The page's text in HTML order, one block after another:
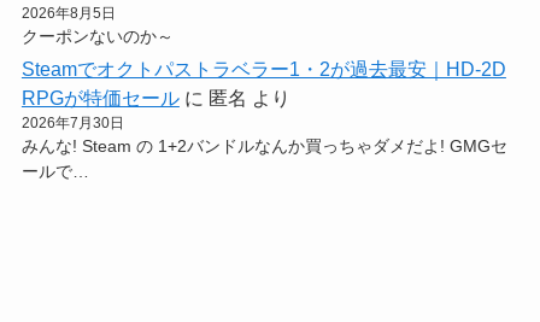
2026年8月5日
クーポンないのか～
Steamでオクトパストラベラー1・2が過去最安｜HD-2D
RPGが特価セールに 匿名 より
2026年7月30日
みんな! Steam の 1+2バンドルなんか買っちゃダメだよ! GMGセ
ールで…